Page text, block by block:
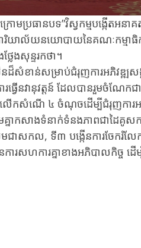
ម​ប្រធានបទ​”​វិស្វកម្ម​បង្កើតអនាគ
រិយាល័យ​នយោបាយ​នៃគណៈកម្មាធិក
ែងសុន្ទរកថា។
នដ៏សំខាន់សម្រាប់ជំរុញការអភិវឌ្ឍ
ើនវានុវត្តន៍ ដែលបាន​រួមចំណែកជា
នលើកសំណើ​ ៤ ចំណុចដើម្បីជំរុញការអ
រួមគ្នាកសាង​ទំនាក់ទំនង​ភាពជាដៃ
ជាសកល, ទី៣ បង្កើនការ​ចែករំល
សហការគ្នាខាងអភិបាលកិច្ច​ ​ដើម្បី